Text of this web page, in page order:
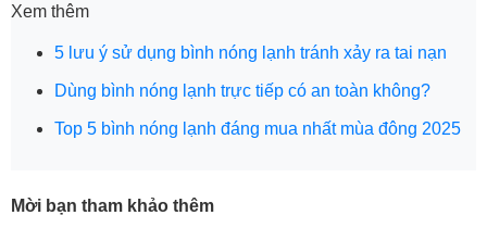
Xem thêm
5 lưu ý sử dụng bình nóng lạnh tránh xảy ra tai nạn
Dùng bình nóng lạnh trực tiếp có an toàn không?
Top 5 bình nóng lạnh đáng mua nhất mùa đông 2025
Mời bạn tham khảo thêm